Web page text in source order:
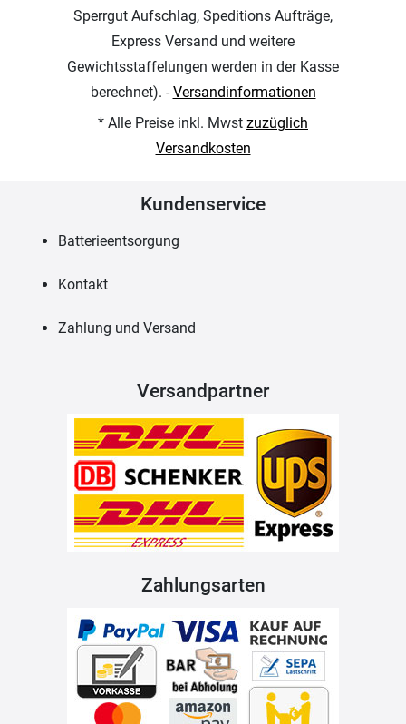
Sperrgut Aufschlag, Speditions Aufträge,
Express Versand und weitere
Gewichtsstaffelungen werden in der Kasse
berechnet). -Versandinformationen
* Alle Preise inkl. Mwst zuzüglich
Versandkosten
Kundenservice
Batterieentsorgung
Kontakt
Zahlung und Versand
Versandpartner
Zahlungsarten